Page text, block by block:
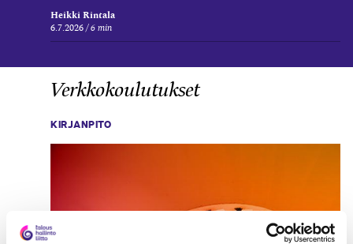
Heikki Rintala
6.7.2026 6 min
Verkkokoulutukset
KIRJANPITO